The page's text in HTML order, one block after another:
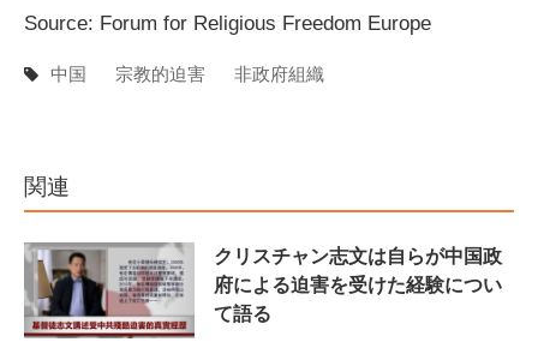
Source: Forum for Religious Freedom Europe
中国 宗教的迫害 非政府組織
関連
クリスチャン志文は自らが中国政
府による迫害を受けた経験につい
て語る